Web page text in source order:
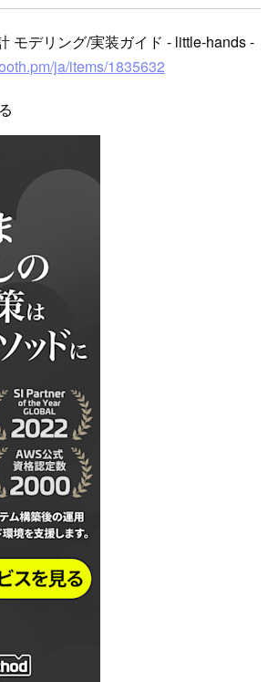
モデリング/実装ガイド - little-hands -
ja/items/1835632